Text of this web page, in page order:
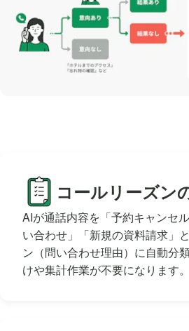
コールリーズン
AIが通話内容を「予約キャンセ
い合わせ」「新規の資料請求」
ン（問い合わせ理由）に自動分
けや集計作業が不要になります。